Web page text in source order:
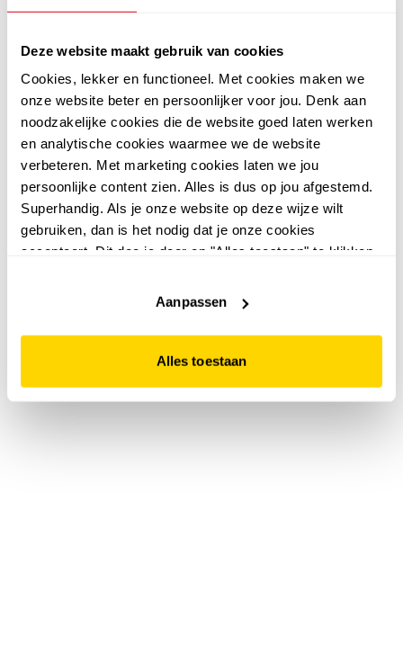
Deze website maakt gebruik van cookies
Cookies, lekker en functioneel. Met cookies maken we
onze website beter en persoonlijker voor jou. Denk aan
noodzakelijke cookies die de website goed laten werken
en analytische cookies waarmee we de website
verbeteren. Met marketing cookies laten we jou
persoonlijke content zien. Alles is dus op jou afgestemd.
Superhandig. Als je onze website op deze wijze wilt
gebruiken, dan is het nodig dat je onze cookies
accepteert. Dit doe je door op "Alles toestaan" te klikken.
website niet optimaal functioneert.
Aanpassen
Alles toestaan